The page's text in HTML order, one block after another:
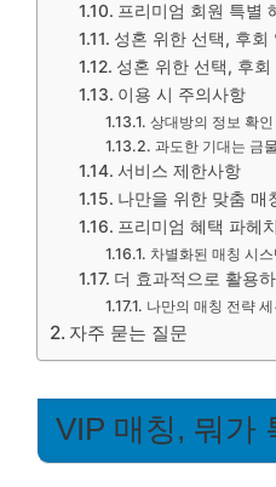
프리미엄 회원 특별
성혼 위한 선택, 후회
성혼 위한 선택, 후회
이용 시 주의사항
상대방의 정보 확인
과도한 기대는 금물
서비스 제한사항
나만을 위한 맞춤 매
프리미엄 혜택 파헤
차별화된 매칭 시스
더 효과적으로 활용
나만의 매칭 전략 세
자주 묻는 질문
VIP 매칭, 뭐가